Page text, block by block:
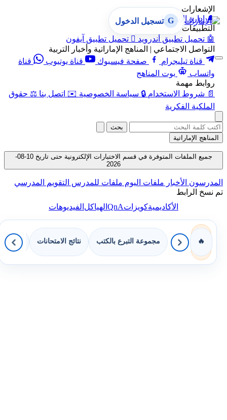
الإشعارات
🔔 إدارة الإشعارات
التطبيقات
🤖 تحميل تطبيق أندرويد  تحميل تطبيق آيفون
التواصل الاجتماعي | المناهج الإماراتية وأخبار التربية
قناة تيليجرام
صفحة فيسبوك قناة يوتيوب
قناة
واتساب
بوت المناهج
روابط مهمة
📄 شروط الاستخدام 🔒 سياسة الخصوصية ✉️ اتصل بنا ⚖️ حقوق
الملكية الفكرية
G تسجيل الدخول
بحث
المناهج الإماراتية
جميع الملفات المتوفرة في قسم الاختبارات الإلكترونية حتى تاريخ 10-08-
2026
المدرسون الأخبار ملفات اليوم ملفات للمدرس التقويم المدرسي
تم نسخ الرابط
الأكاديميةكويزاتQnAالهياكل الفيديوهات
🔥 مجموعة التبرع بالكتب نتائج الامتحانات